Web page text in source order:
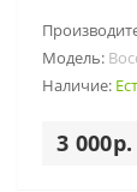
Модель:
Наличие:
3 000р.